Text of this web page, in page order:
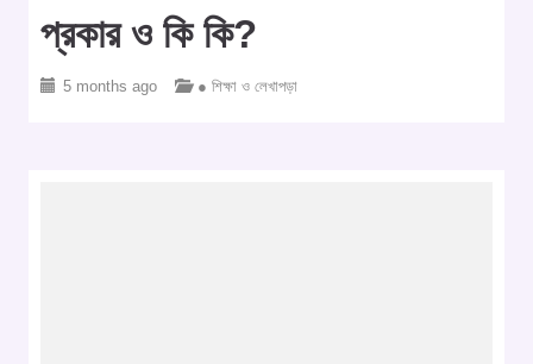
প্রকার ও কি কি?
5 months ago ● শিক্ষা ও লেখাপড়া